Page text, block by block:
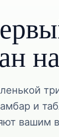
и
вашим